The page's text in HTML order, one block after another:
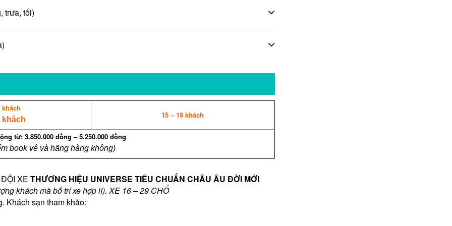
trưa, tối)
khách
khách 15 – 18 khách
từ: 3.850.000 đồng – 5.250.000 đồng
book vé và hãng hàng không)
XE THƯƠNG HIỆU UNIVERSE TIÊU CHUẨN CHÂU ÂU ĐỜI MỚI
khách mà bố trí xe hợp lí). XE 16 – 29 CHỔ
Khách sạn tham khảo: